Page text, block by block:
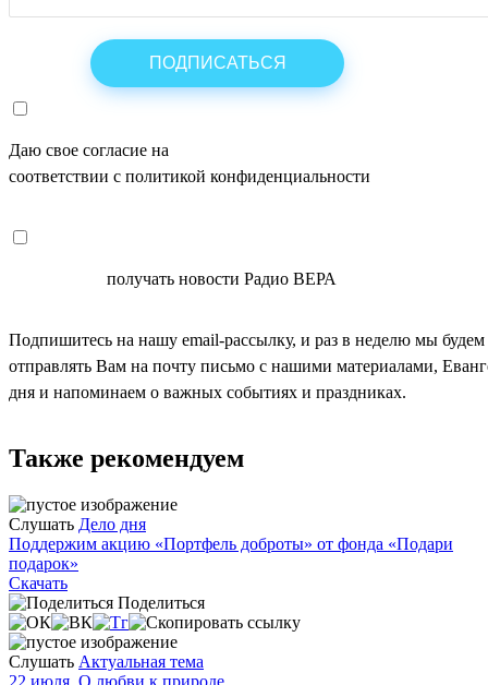
Даю свое согласие на
соответствии с политикой конфиденциальности
получать новости Радио ВЕРА
Подпишитесь на нашу email-рассылку, и раз в неделю мы будем
отправлять Вам на почту письмо с нашими материалами,
дня и напоминаем о важных событиях и праздниках.
Также рекомендуем
Слушать Дело дня
Поддержим акцию «Портфель доброты» от фонда «Подари
подарок»
Скачать
Поделиться
Слушать Актуальная тема